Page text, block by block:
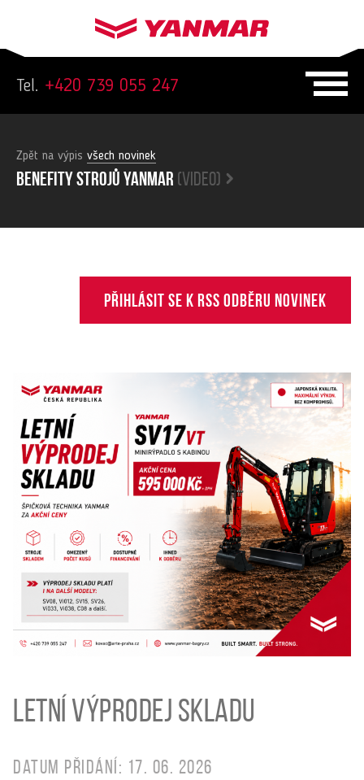
Tel. +420 739 055 247
Zpět na výpis všech novinek
Benefity strojů yanmar (video)
Přihlásit se k RSS odběru novinek
Letní výprodej skladu
Datum přidání: 17. 06. 2026